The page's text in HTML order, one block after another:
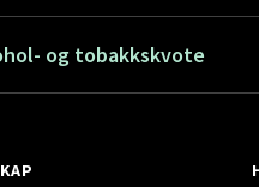
og tobakkskvote